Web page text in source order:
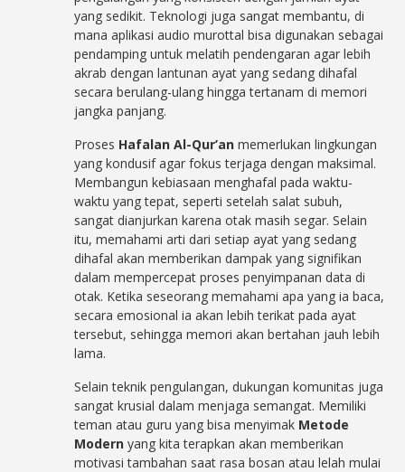
yang sedikit. Teknologi juga sangat membantu, di
mana aplikasi audio murottal bisa digunakan sebagai
pendamping untuk melatih pendengaran agar lebih
akrab dengan lantunan ayat yang sedang dihafal
secara berulang-ulang hingga tertanam di memori
jangka panjang.
Proses Hafalan Al-Qur’an memerlukan lingkungan
yang kondusif agar fokus terjaga dengan maksimal.
Membangun kebiasaan menghafal pada waktu-
waktu yang tepat, seperti setelah salat subuh,
sangat dianjurkan karena otak masih segar. Selain
itu, memahami arti dari setiap ayat yang sedang
dihafal akan memberikan dampak yang signifikan
dalam mempercepat proses penyimpanan data di
otak. Ketika seseorang memahami apa yang ia baca,
secara emosional ia akan lebih terikat pada ayat
tersebut, sehingga memori akan bertahan jauh lebih
lama.
Selain teknik pengulangan, dukungan komunitas juga
sangat krusial dalam menjaga semangat. Memiliki
teman atau guru yang bisa menyimak Metode
Modern yang kita terapkan akan memberikan
motivasi tambahan saat rasa bosan atau lelah mulai